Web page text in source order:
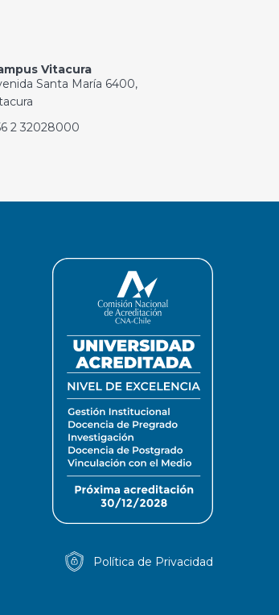
Vitacura
Santa María 6400,
2 32028000
Política de Privacidad